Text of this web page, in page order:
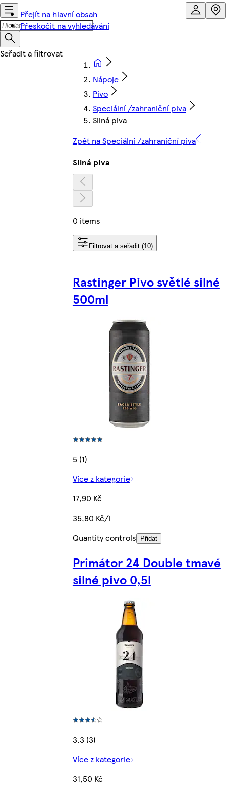
Přejít na hlavní obsah
Přeskočit na vyhledávání
Nápoje
Pivo
Speciální /zahraniční piva
Silná piva
Zpět na Speciální /zahraniční piva
Silná piva
0 items
Filtrovat a seřadit (10)
Rastinger Pivo světlé silné
500ml
5 (1)
Více z kategorie
17,90 Kč
35,80 Kč/l
Quantity controls
Přidat
Primátor 24 Double tmavé
silné pivo 0,5l
3.3 (3)
Více z kategorie
31,50 Kč